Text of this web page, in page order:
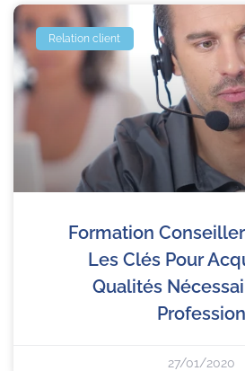
Relation client
Formation
Les Clés Pour
Qualités
Profession
27/01/2020